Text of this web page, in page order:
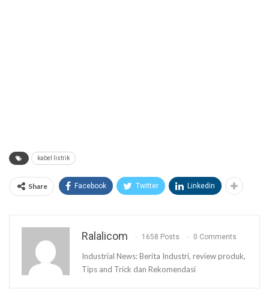
kabel listrik
Share Facebook Twitter Linkedin
Ralalicom 1658 Posts 0 Comments
Industrial News: Berita Industri, review produk,
Tips and Trick dan Rekomendasi